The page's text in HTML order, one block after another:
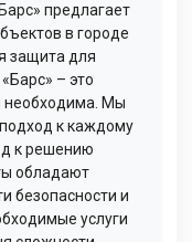
предлагает
в городе
защита для
– это
необходима. Мы
к каждому
к решению
обладают
безопасности и
услуги